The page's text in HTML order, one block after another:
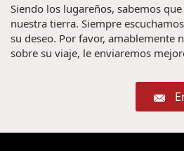
Siendo los lugareños, sabemos
nuestra tierra. Siempre
su deseo. Por favor, amablemente
sobre su viaje, le enviaremos